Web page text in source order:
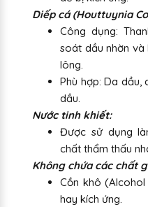
Diếp cá (Houttuynia
Công dụng:
soát dầu nhờn và
lông.
Phù hợp: Da dầu,
dầu.
Nước tinh khiết:
Được sử dụng
chất thẩm thấu
Không chứa các chất
Cồn khô
hay kích ứng.